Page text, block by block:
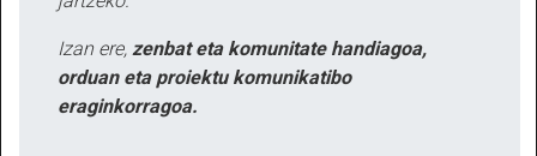
Izan ere, zenbat eta komunitate handiagoa,
orduan eta proiektu komunikatibo
eraginkorragoa.